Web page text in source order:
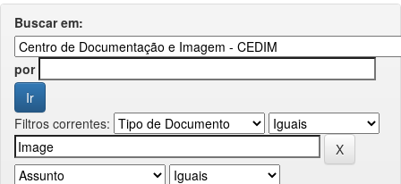
Buscar em:
por
Filtros correntes: